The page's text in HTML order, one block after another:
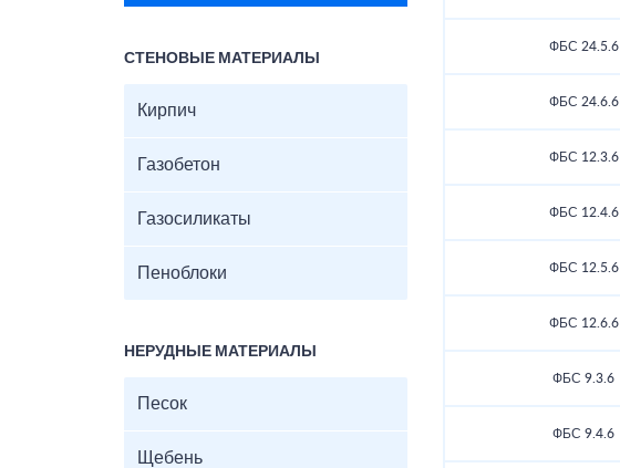
СТЕНОВЫЕ МАТЕРИАЛЫ
Кирпич
Газобетон
Газосиликаты
Пеноблоки
НЕРУДНЫЕ МАТЕРИАЛЫ
Песок
Щебень
ФБС 24.5.6
ФБС 24.6.6
ФБС 12.3.6
ФБС 12.4.6
ФБС 12.5.6
ФБС 12.6.6
ФБС 9.3.6
ФБС 9.4.6